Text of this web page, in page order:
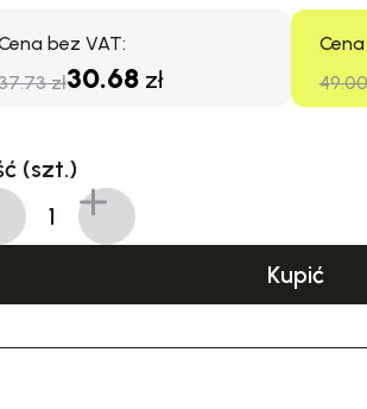
bez VAT:
zł30.68 zł
(szt.)
Kupić